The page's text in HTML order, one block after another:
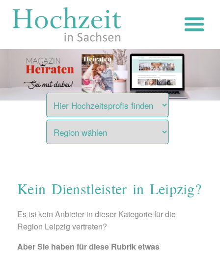
Inhalt
Kein Dienstleister in Leipzig?
Es ist kein Anbieter in dieser Kategorie für die
Region Leipzig vertreten?
Aber Sie haben für diese Rubrik etwas